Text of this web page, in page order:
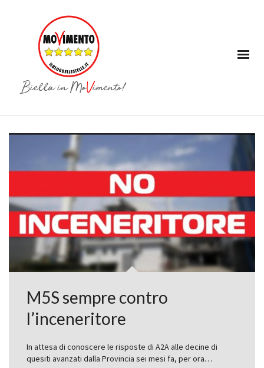
M5S sempre contro
l’inceneritore
In attesa di conoscere le risposte di A2A alle decine di
quesiti avanzati dalla Provincia sei mesi fa, per ora…